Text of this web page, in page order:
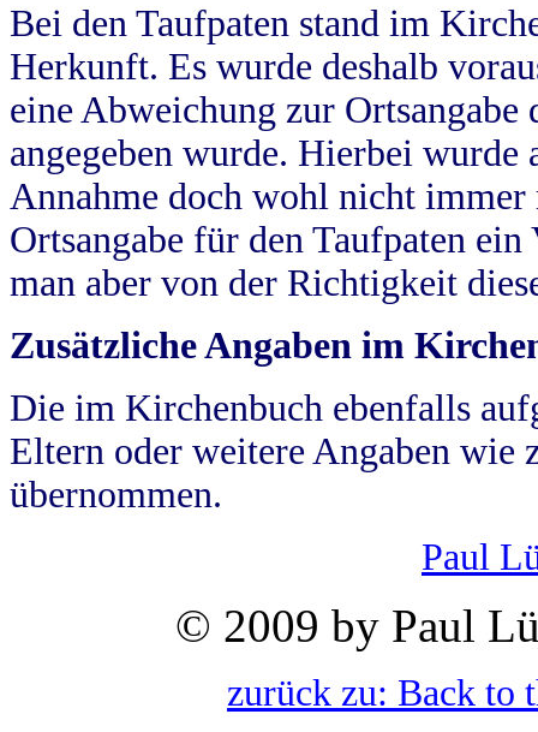
Bei den Taufpaten stand im
Herkunft. Es wurde deshalb
eine Abweichung zur
angegeben wurde. Hierbei wurde
Annahme doch wohl nicht
Ortsangabe für den Taufpaten
man aber von der Richtigkeit
Zusätzliche Angaben im
Die im Kirchenbuch ebenfalls
Eltern oder weitere Angaben wie
übernommen.
Paul
© 2009 by Paul
zurück zu: Back to